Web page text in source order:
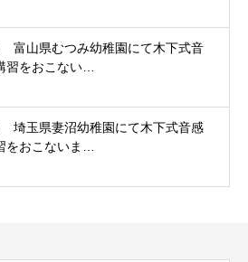
富山県むつみ幼稚園にて木下式音
習をおこない…
埼玉県妻沼幼稚園にて木下式音感
をおこないま…